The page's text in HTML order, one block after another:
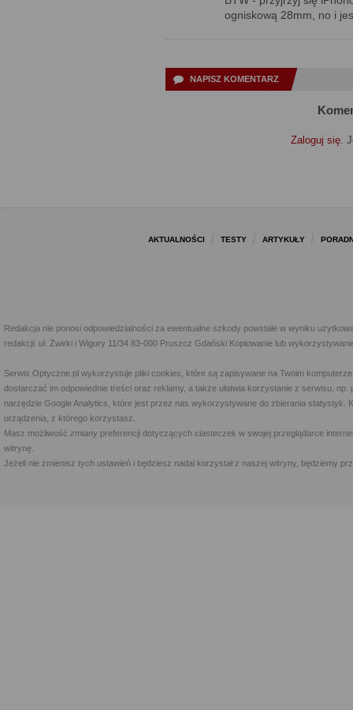
ogniskową 28mm, no i
NAPISZ KOMENTARZ
Zaloguj się.
AKTUALNOŚCI TESTY ARTYKUŁY
Redakcja nie ponosi odpowiedzialności za ewentualne szkody powstałe w wyniku
redakcji: ul. Żwirki i Wigury 11/34 83-000 Pruszcz Gdański Kopiowanie lub
Serwis Optyczne.pl wykorzystuje pliki cookies, które są zapisywane na Twoim
dostarczać im odpowiednie treści oraz reklamy, a także ułatwia korzystanie z serwisu,
narzędzie Google Analytics, które jest przez nas wykorzystywane do zbierania statystyk.
urządzenia, z którego korzystasz.
Masz możliwość zmiany preferencji dotyczących ciasteczek w swojej przeglądarce
witrynę.
Jeżeli nie zmienisz tych ustawień i będziesz nadal korzystał z naszej witryny, będziemy